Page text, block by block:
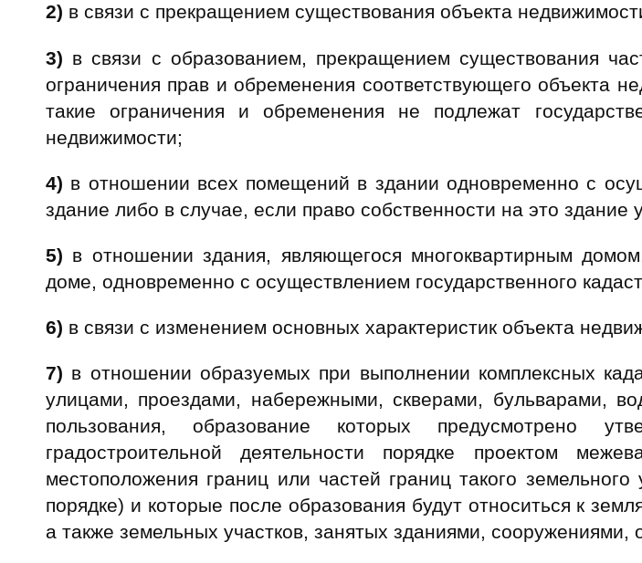
2) в связи с прекращением существования объекта
3) в связи с образованием, прекращением существования
ограничения прав и обременения соответствующего объекта
такие ограничения и обременения не подлежат
недвижимости;
4) в отношении всех помещений в здании одновременно с
здание либо в случае, если право собственности на это здание
5) в отношении здания, являющегося многоквартирным
доме, одновременно с осуществлением государственного
6) в связи с изменением основных характеристик объекта
7) в отношении образуемых при выполнении комплексных
улицами, проездами, набережными, скверами, бульварами,
пользования, образование которых предусмотрено
градостроительной деятельности порядке проектом
местоположения границ или частей границ такого
порядке) и которые после образования будут относиться к
а также земельных участков, занятых зданиями, сооружениями,